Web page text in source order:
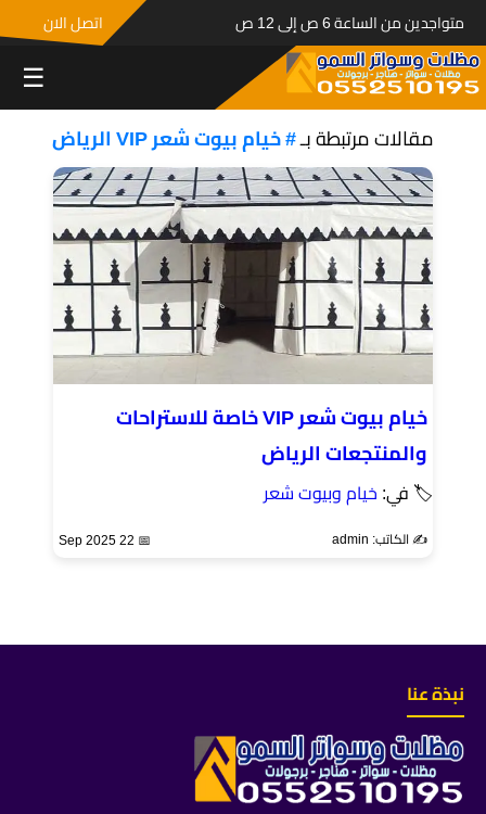
متواجدين من الساعة 6 ص إلى 12 ص اتصل الان
☰
مقالات مرتبطة بـ# خيام بيوت شعر VIP الرياض
خيام بيوت شعر VIP خاصة للاستراحات
والمنتجعات الرياض
🏷 في: خيام وبيوت شعر
✍️ الكاتب: admin 📅 22 Sep 2025
نبذة عنا